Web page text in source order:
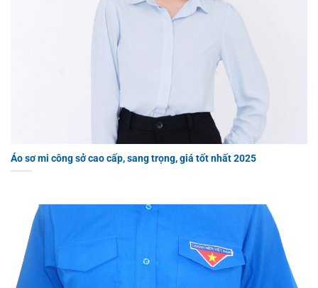
Áo sơ mi công sở cao cấp, sang trọng, giá tốt nhất 2025